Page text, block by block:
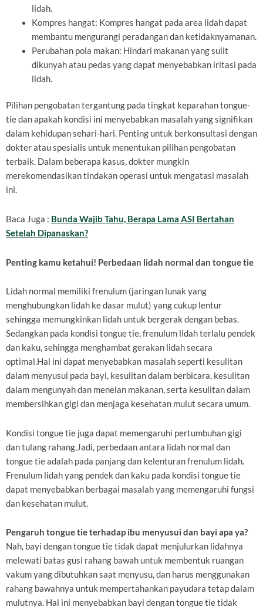
lidah.
Kompres hangat: Kompres hangat pada area lidah dapat
membantu mengurangi peradangan dan ketidaknyamanan.
Perubahan pola makan: Hindari makanan yang sulit
dikunyah atau pedas yang dapat menyebabkan iritasi pada
lidah.
Pilihan pengobatan tergantung pada tingkat keparahan tongue-
tie dan apakah kondisi ini menyebabkan masalah yang signifikan
dalam kehidupan sehari-hari. Penting untuk berkonsultasi dengan
dokter atau spesialis untuk menentukan pilihan pengobatan
terbaik. Dalam beberapa kasus, dokter mungkin
merekomendasikan tindakan operasi untuk mengatasi masalah
ini.
Baca Juga : Bunda Wajib Tahu, Berapa Lama ASI Bertahan
Setelah Dipanaskan?
Penting kamu ketahui! Perbedaan lidah normal dan tongue tie
Lidah normal memiliki frenulum (jaringan lunak yang
menghubungkan lidah ke dasar mulut) yang cukup lentur
sehingga memungkinkan lidah untuk bergerak dengan bebas.
Sedangkan pada kondisi tongue tie, frenulum lidah terlalu pendek
dan kaku, sehingga menghambat gerakan lidah secara
optimal.Hal ini dapat menyebabkan masalah seperti kesulitan
dalam menyusui pada bayi, kesulitan dalam berbicara, kesulitan
dalam mengunyah dan menelan makanan, serta kesulitan dalam
membersihkan gigi dan menjaga kesehatan mulut secara umum.
Kondisi tongue tie juga dapat memengaruhi pertumbuhan gigi
dan tulang rahang.Jadi, perbedaan antara lidah normal dan
tongue tie adalah pada panjang dan kelenturan frenulum lidah.
Frenulum lidah yang pendek dan kaku pada kondisi tongue tie
dapat menyebabkan berbagai masalah yang memengaruhi fungsi
dan kesehatan mulut.
Pengaruh tongue tie terhadap ibu menyusui dan bayi apa ya?
Nah, bayi dengan tongue tie tidak dapat menjulurkan lidahnya
melewati batas gusi rahang bawah untuk membentuk ruangan
vakum yang dibutuhkan saat menyusu, dan harus menggunakan
rahang bawahnya untuk mempertahankan payudara tetap dalam
mulutnya. Hal ini menyebabkan bayi dengan tongue tie tidak